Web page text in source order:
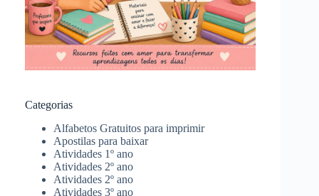
Categorias
Alfabetos Gratuitos para imprimir
Apostilas para baixar
Atividades 1º ano
Atividades 2º ano
Atividades 2º ano
Atividades 3º ano